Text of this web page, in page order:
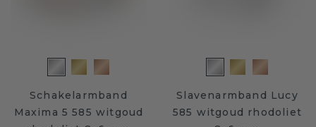
Schakelarmband
Maxima 5 585 witgoud
Slavenarmband Lucy
585 witgoud rhodoliet